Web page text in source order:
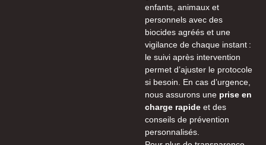
enfants, animaux et
personnels avec des
biocides agréés et une
vigilance de chaque instant :
le suivi après intervention
permet d’ajuster le protocole
si besoin. En cas d’urgence,
nous assurons une prise en
charge rapide et des
conseils de prévention
personnalisés.